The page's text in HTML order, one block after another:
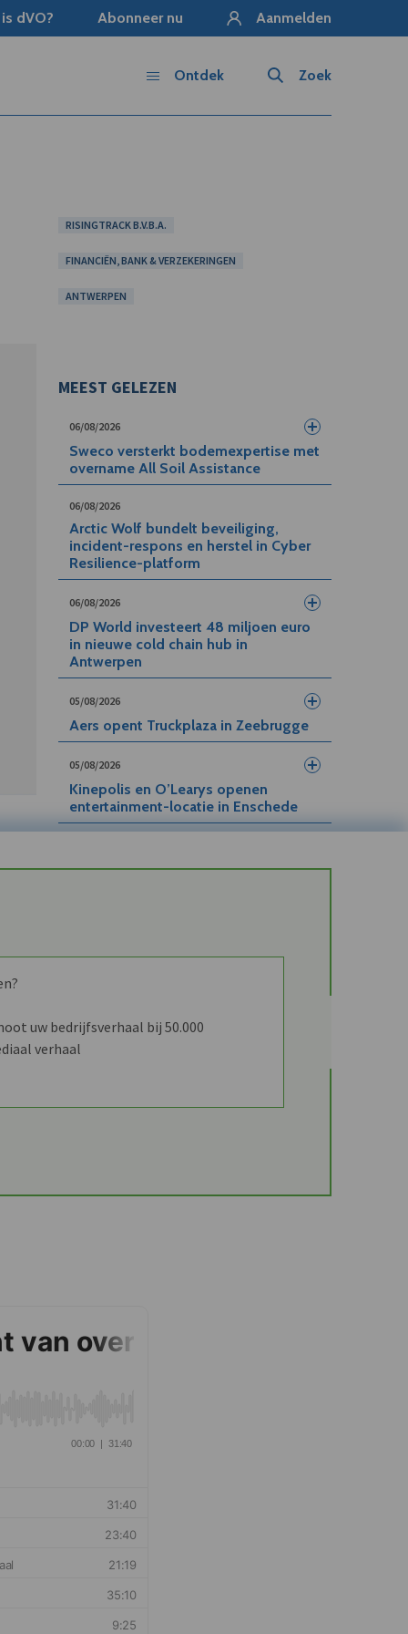
dVO? Abonneer nu Aanmelden
Zoek
Ontdek
RISINGTRACK B.V.B.A.
FINANCIËN, BANK & VERZEKERINGEN
ANTWERPEN
MEEST GELEZEN
06/08/2026
Sweco versterkt bodemexpertise met
overname All Soil Assistance
06/08/2026
Arctic Wolf bundelt beveiliging,
incident-respons en herstel in Cyber
Resilience-platform
06/08/2026
DP World investeert 48 miljoen euro
in nieuwe cold chain hub in
Antwerpen
05/08/2026
Aers opent Truckplaza in Zeebrugge
05/08/2026
Kinepolis en O’Learys openen
entertainment-locatie in Enschede
uw bedrijfsverhaal bij 50.000
verhaal